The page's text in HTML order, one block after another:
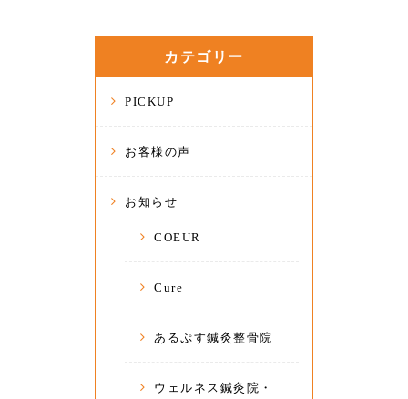
カテゴリー
PICKUP
お客様の声
お知らせ
COEUR
Cure
あるぷす鍼灸整骨院
ウェルネス鍼灸院・